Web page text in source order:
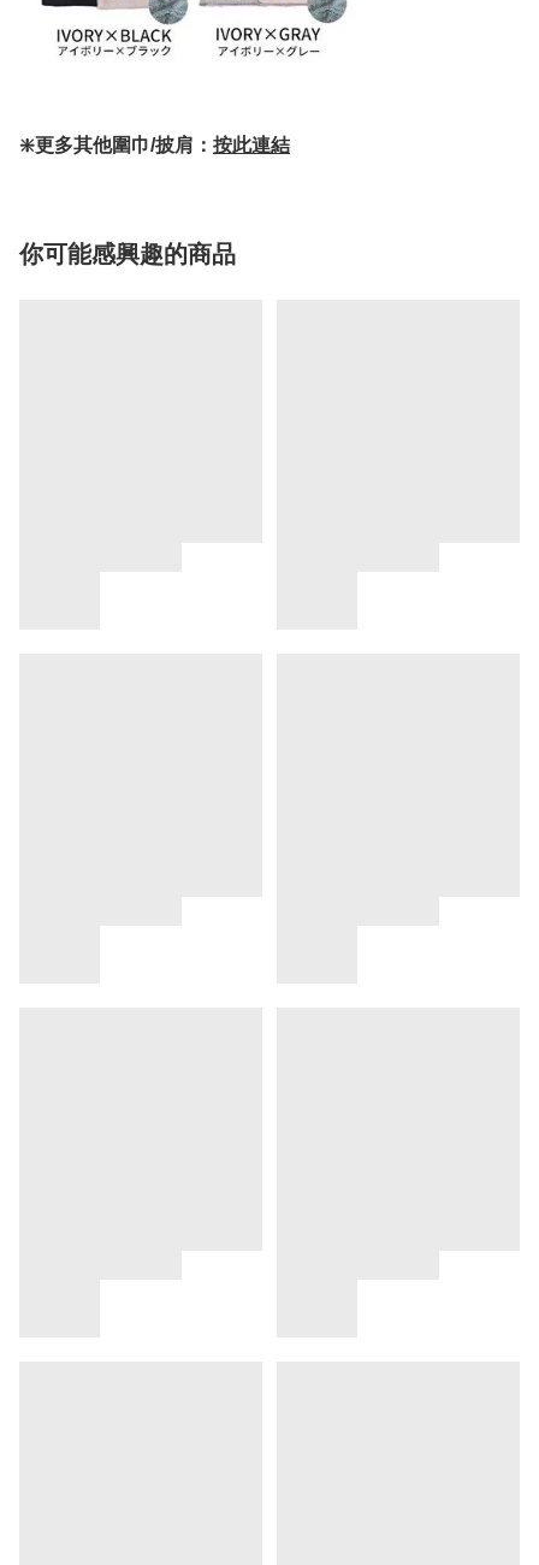
❇️更多其他圍巾/披肩： 按此連結
你可能感興趣的商品